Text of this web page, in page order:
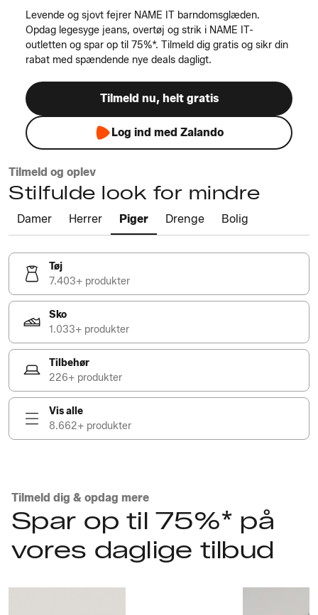
Levende og sjovt fejrer NAME IT barndomsglæden.
Opdag legesyge jeans, overtøj og strik i NAME IT-
outletten og spar op til 75%*. Tilmeld dig gratis og sikr din
rabat med spændende nye deals dagligt.
Tilmeld nu, helt gratis
Log ind med Zalando
Tilmeld og oplev
Stilfulde look for mindre
Damer Herrer Piger Drenge Bolig
Tøj
7.403+ produkter
Sko
1.033+ produkter
Tilbehør
226+ produkter
Vis alle
8.662+ produkter
Tilmeld dig & opdag mere
Spar op til 75%* på
vores daglige tilbud